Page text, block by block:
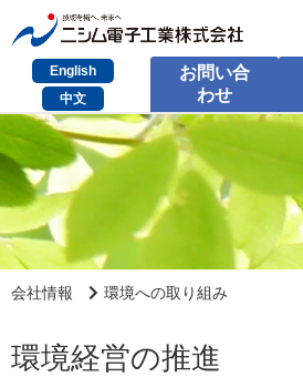
English
中文
お問い合
わせ
検索
製品とサービス
課題別のご相談
会社情報 環境への取り組み
環境経営の推進